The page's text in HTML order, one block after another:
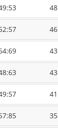
48
46
43
43
41
35